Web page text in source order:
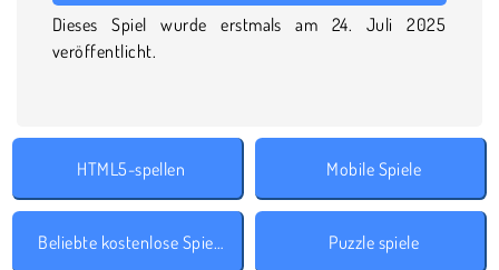
Dieses Spiel wurde erstmals am 24. Juli 2025
veröffentlicht.
HTML5-spellen Mobile Spiele
Beliebte kostenlose Spiele Puzzle spiele